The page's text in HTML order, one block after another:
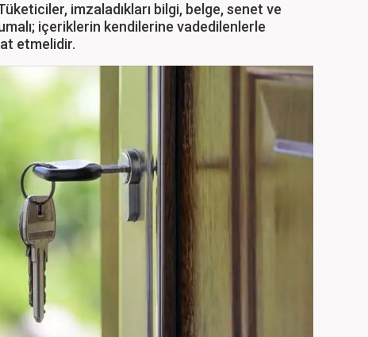
imzaladıkları bilgi, belge, senet ve
içeriklerin kendilerine vadedilenlerle
etmelidir.